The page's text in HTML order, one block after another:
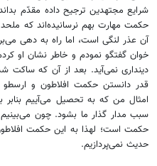
شرايع مجتهدين ترجيح داده مقدّم
حكمت مهارت بهم نرسانيده‌اند كه
آن عذر لنگى است، اما راه به دهى
خوان گفتگو نمودم و خاطر نشان او
ديندارى نمى‌آيد. بعد از آن كه ساكت
قدر دانستن حكمت افلاطون و
امثال من كه به تحصيل مى‌آييم
سبب مدار گذار ما بشود. چون
حكمت است؛ لهذا به اين حكمت
حديث نمى‌پردازيم.